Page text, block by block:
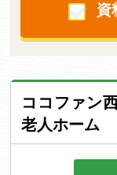
資
ココファン
老人ホーム